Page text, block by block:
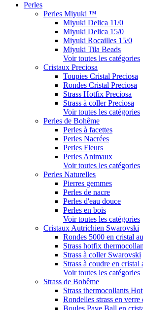
Perles
Perles Miyuki ™
Miyuki Delica 11/0
Miyuki Delica 15/0
Miyuki Rocailles 15/0
Miyuki Tila Beads
Voir toutes les catégories
Cristaux Preciosa
Toupies Cristal Preciosa
Rondes Cristal Preciosa
Strass Hotfix Preciosa
Strass à coller Preciosa
Voir toutes les catégories
Perles de Bohême
Perles à facettes
Perles Nacrées
Perles Fleurs
Perles Animaux
Voir toutes les catégories
Perles Naturelles
Pierres gemmes
Perles de nacre
Perles d'eau douce
Perles en bois
Voir toutes les catégories
Cristaux Autrichien Swarovski
Rondes 5000 en cristal
Strass hotfix
Strass à coller Swarovski
Strass à coudre en cristal
Voir toutes les catégories
Strass de Bohême
Strass thermocollants
Rondelles strass en verre
Boules Pave Ball en